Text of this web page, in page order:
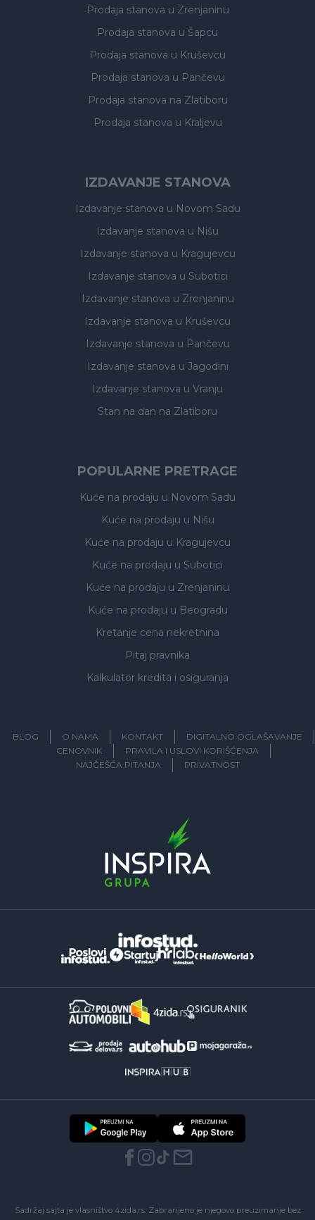
Prodaja stanova u Zrenjaninu
Prodaja stanova u Šapcu
Prodaja stanova u Kruševcu
Prodaja stanova u Pančevu
Prodaja stanova na Zlatiboru
Prodaja stanova u Kraljevu
IZDAVANJE STANOVA
Izdavanje stanova u Novom Sadu
Izdavanje stanova u Nišu
Izdavanje stanova u Kragujevcu
Izdavanje stanova u Subotici
Izdavanje stanova u Zrenjaninu
Izdavanje stanova u Kruševcu
Izdavanje stanova u Pančevu
Izdavanje stanova u Jagodini
Izdavanje stanova u Vranju
Stan na dan na Zlatiboru
POPULARNE PRETRAGE
Kuće na prodaju u Novom Sadu
Kuće na prodaju u Nišu
Kuće na prodaju u Kragujevcu
Kuće na prodaju u Subotici
Kuće na prodaju u Zrenjaninu
Kuće na prodaju u Beogradu
Kretanje cena nekretnina
Pitaj pravnika
Kalkulator kredita i osiguranja
BLOG O NAMA KONTAKT
DIGITALNO OGLAŠAVANJE
CENOVNIK
PRAVILA I USLOVI KORIŠĆENJA
NAJČEŠĆA PITANJA
PRIVATNOST
Sadržaj sajta je vlasništvo 4zida.rs. Zabranjeno je njegovo preuzimanje bez